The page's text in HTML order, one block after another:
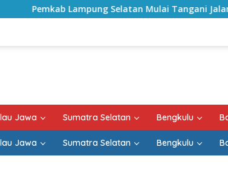
Lampung Selatan Mulai Tangani Jalan RA
Jawa Sumatra Selatan Bengkulu
Jawa Sumatra Selatan Bengkulu